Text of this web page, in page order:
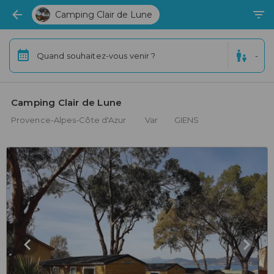
Camping Clair de Lune
Quand souhaitez-vous venir ? -
Camping Clair de Lune
Provence-Alpes-Côte d'Azur Var GIENS